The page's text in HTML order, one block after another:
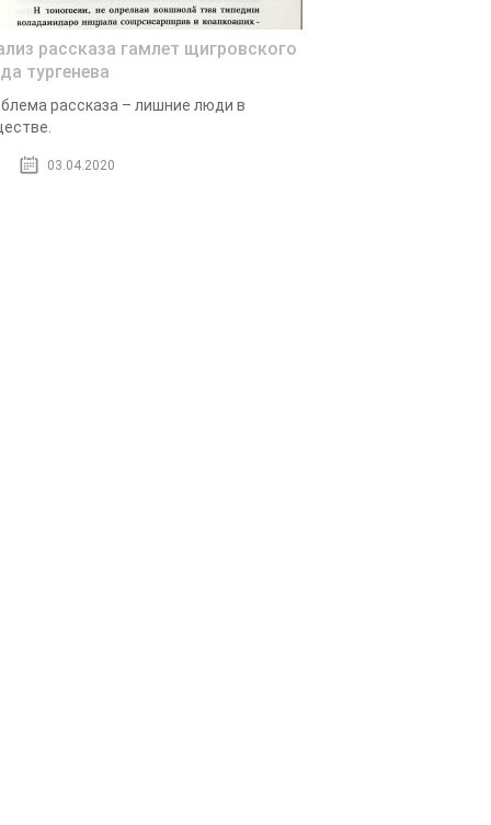
рассказа гамлет щигровского
тургенева
рассказа – лишние люди в
03.04.2020